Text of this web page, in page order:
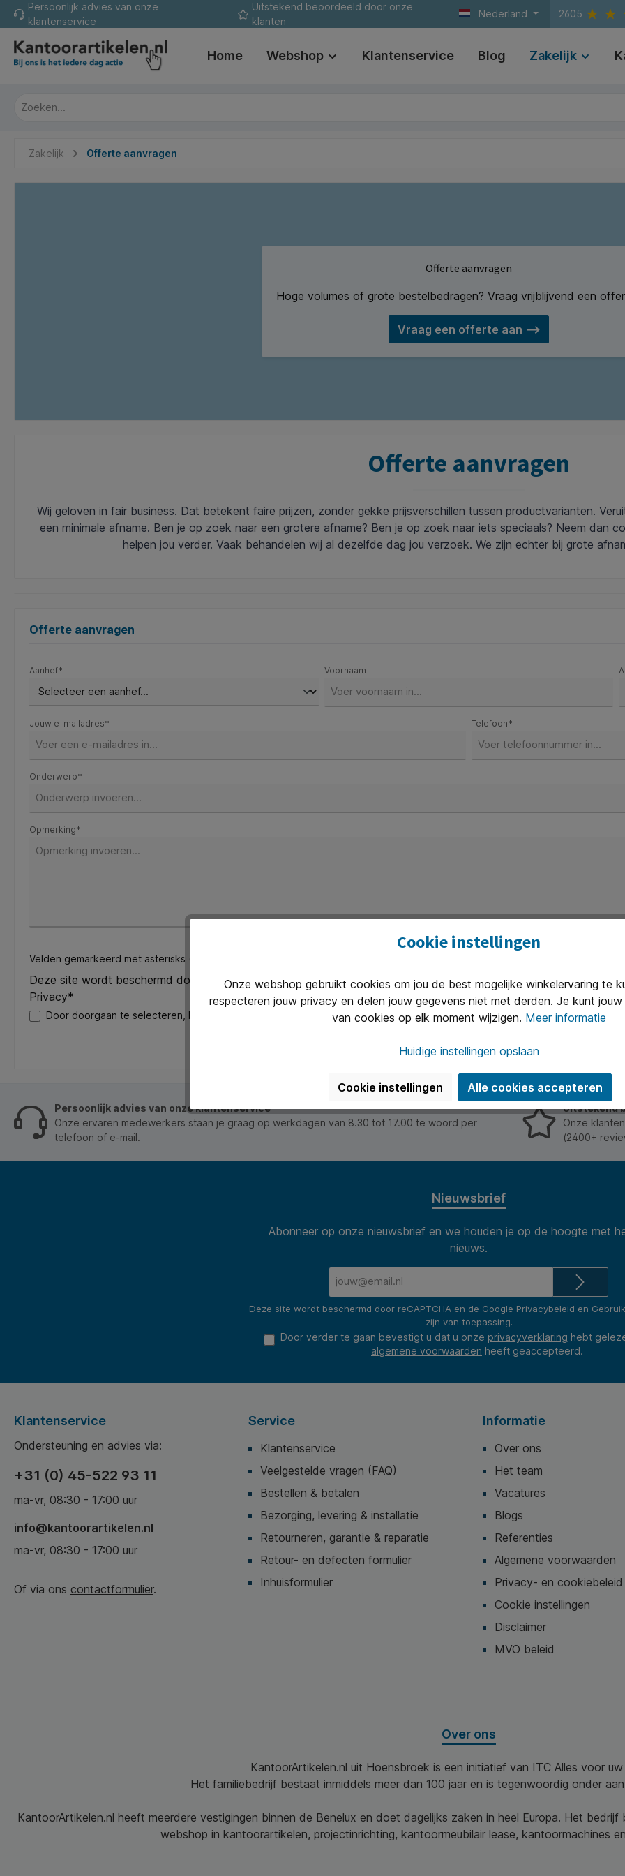
Ga naar de hoofdnavigatie
Persoonlijk advies van onze
klantenservice
Uitstekend beoordeeld door onze
klanten
Nederland 2605
Home Webshop Klantenservice Blog Zakelijk
Zakelijk Offerte aanvragen
Offerte aanvragen
Hoge volumes of grote bestelbedragen? Vraag vrijblijvend een
Vraag een offerte aan ⟶
Offerte aanvragen
Wij geloven in fair business. Dat betekent faire prijzen, zonder gekke prijsverschillen tussen productvarianten.
een minimale afname. Ben je op zoek naar een grotere afname? Ben je op zoek naar iets speciaals? Neem dan
helpen jou verder. Vaak behandelen wij al dezelfde dag jou verzoek. We zijn echter bij grote
Offerte aanvragen
Aanhef* Voornaam
Jouw e-mailadres* Telefoon*
Onderwerp*
Opmerking*
Velden gemarkeerd met asterisks (*) zijn verplicht.
Deze site wordt beschermd door reCAPTCHA en de GooglePrivacybeleid en Gebruiksvoorwaardenzijn van
Privacy*
Door doorgaan te selecteren, bevestigt u dat u onze privacyverklaringhebt gelezen en ermee akkoord gaat.
Persoonlijk advies van onze klantenservice
Onze ervaren medewerkers staan je graag op werkdagen van 8.30 tot 17.00 te woord per
telefoon of e-mail.
Uitstekend
Onze
(2400+
Nieuwsbrief
Abonneer op onze nieuwsbrief en we houden je op de hoogte met
nieuws.
Deze site wordt beschermd door reCAPTCHA en de Google Privacybeleid en
zijn van toepassing.
Door verder te gaan bevestigt u dat u onze privacyverklaring hebt
algemene voorwaarden heeft geaccepteerd.
Klantenservice
Ondersteuning en advies via:
+31 (0) 45-522 93 11
ma-vr, 08:30 - 17:00 uur
info@kantoorartikelen.nl
ma-vr, 08:30 - 17:00 uur
Of via ons contactformulier.
Service
Klantenservice
Veelgestelde vragen (FAQ)
Bestellen & betalen
Bezorging, levering & installatie
Retourneren, garantie & reparatie
Retour- en defecten formulier
Inhuisformulier
Informatie
Over ons
Het team
Vacatures
Blogs
Referenties
Algemene voorwaarden
Privacy- en cookiebeleid
Cookie instellingen
Disclaimer
MVO beleid
Over ons
KantoorArtikelen.nl uit Hoensbroek is een initiatief van ITC Alles voor
Het familiebedrijf bestaat inmiddels meer dan 100 jaar en is tegenwoordig onder
KantoorArtikelen.nl heeft meerdere vestigingen binnen de Benelux en doet dagelijks zaken in heel Europa. Het
webshop in kantoorartikelen, projectinrichting, kantoormeubilair lease, kantoormachines
Cookie instellingen
Onze webshop gebruikt cookies om jou de best mogelijke winkelervaring te
respecteren jouw privacy en delen jouw gegevens niet met derden. Je kunt
van cookies op elk moment wijzigen. Meer informatie
Huidige instellingen opslaan
Cookie instellingen Alle cookies accepteren